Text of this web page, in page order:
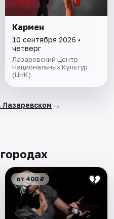
Кармен
10 сентября 2026 •
четверг
Лазаревский Центр
Национальных Культур
(ЦНК)
Лазаревском →
от 400 ₽